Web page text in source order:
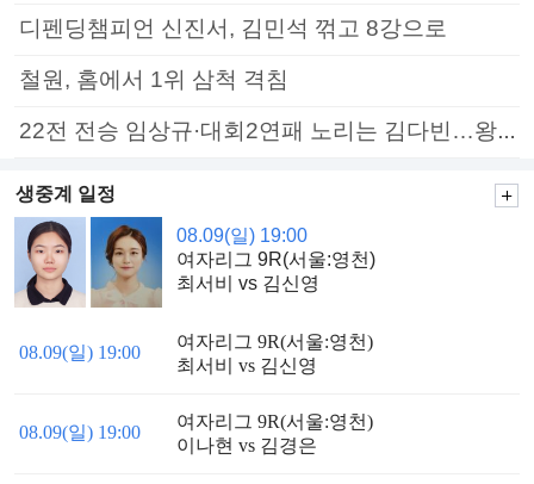
디펜딩챔피언 신진서, 김민석 꺾고 8강으로
철원, 홈에서 1위 삼척 격침
22전 전승 임상규·대회2연패 노리는 김다빈…왕중왕전 16강 7일부터
생중계 일정
08.09(일) 19:00
여자리그 9R(서울:영천)
최서비 vs 김신영
08.09(일) 19:00
여자리그 9R(서울:영천)
최서비 vs 김신영
08.09(일) 19:00
여자리그 9R(서울:영천)
이나현 vs 김경은